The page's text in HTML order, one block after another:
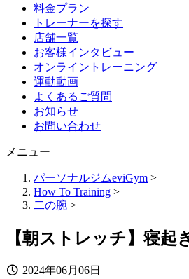
料金プラン
トレーナーを探す
店舗一覧
お客様インタビュー
オンライントレーニング
運動動画
よくあるご質問
お知らせ
お問い合わせ
メニュー
パーソナルジムeviGym >
How To Training >
二の腕 >
【朝ストレッチ】寝
2024年06月06日